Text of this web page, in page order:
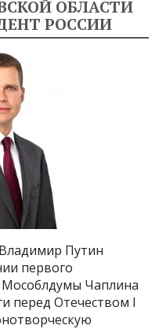
ОБЛАСТИ
РОССИИ
Путин
первого
Мособлдумы Чаплина
перед Отечеством I